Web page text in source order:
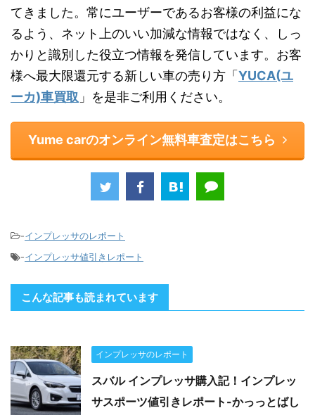
てきました。常にユーザーであるお客様の利益にな
るよう、ネット上のいい加減な情報ではなく、しっ
かりと識別した役立つ情報を発信しています。お客
様へ最大限還元する新しい車の売り方「 YUCA(ユ
ーカ)車買取 」を是非ご利用ください。
Yume carのオンライン無料車査定はこちら
-インプレッサのレポート
-インプレッサ値引きレポート
こんな記事も読まれています
インプレッサのレポート
スバル インプレッサ購入記！インプレッ
サスポーツ値引きレポート-かっっとばし